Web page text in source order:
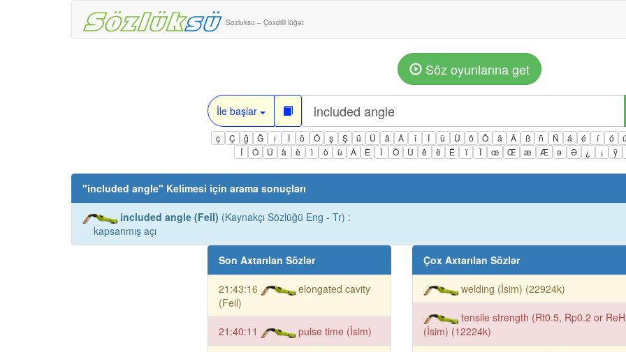
Sozluksu – Çoxdilli lüğət
Söz oyunlarına get
İle başlar
ç Ç ğ Ğ ı İ ö Ö ş Ş ü Ü â Â î Î û Û ô Ô ä Ä ß ñ Ñ á é í ó ú
Í
Ó Ú à è ì ò ù À È Ì Ò Ù ê ë Ë ï Ï œ Œ æ Æ ə Ə ¿ ¡ ÿ
"included angle" Kelimesi için arama sonuçları
included angle (Feil) (Kaynakçı Sözlüğü Eng - Tr) :
kapsanmış açı
Son Axtarılan Sözlər
21:43:16
elongated cavity
(Feil)
21:40:11 pulse time (İsim)
Çox Axtarılan Sözlər
welding (İsim) (22924k)
tensile strength (Rt0.5, Rp0.2 or
(İsim) (12224k)